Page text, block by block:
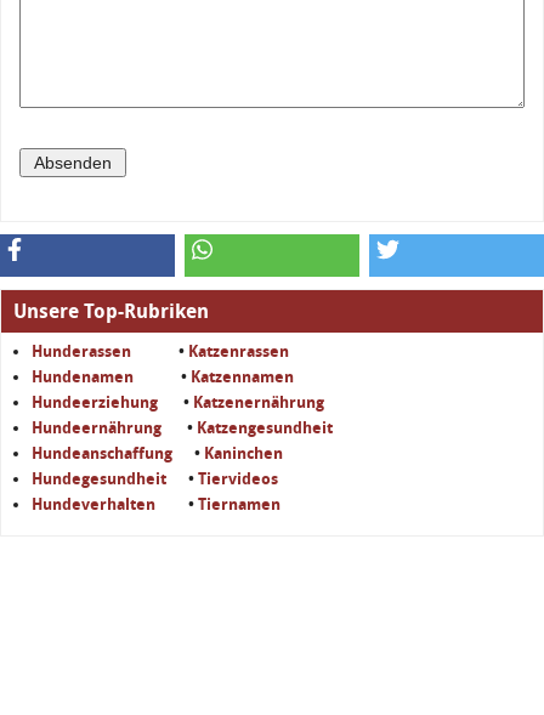
Unsere Top-Rubriken
Hunderassen • Katzenrassen
Hundenamen
• Katzennamen
Hundeerziehung • Katzenernährung
Hundeernährung • Katzengesundheit
Hundeanschaffung • Kaninchen
Hundegesundheit • Tiervideos
Hundeverhalten • Tiernamen